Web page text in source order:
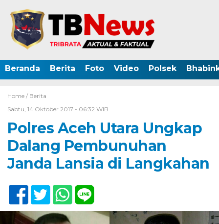
Beranda Berita Foto Video Polsek
Home / Berita
Sabtu, 14 Oktober 2017 - 06:32 WIB
Polres Aceh Utara Ungkap
Dalang Pembunuhan
Janda Lansia di Langkahan